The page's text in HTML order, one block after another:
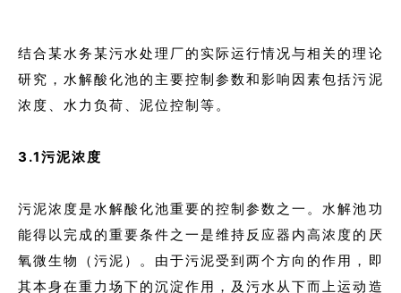
结合某水务某污水处理厂的实际运行情况与相关的理论
研究，水解酸化池的主要控制参数和影响因素包括污泥
浓度、水力负荷、泥位控制等。
3.1污泥浓度
污泥浓度是水解酸化池重要的控制参数之一。水解池功
能得以完成的重要条件之一是维持反应器内高浓度的厌
氧微生物（污泥）。由于污泥受到两个方向的作用，即
其本身在重力场下的沉淀作用，及污水从下而上运动造